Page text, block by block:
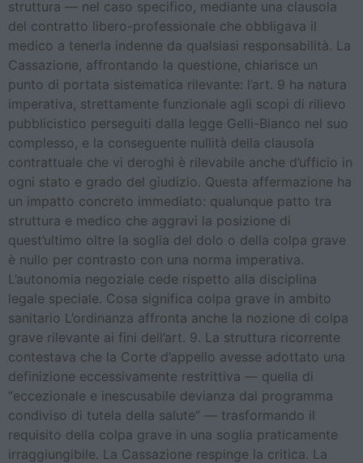
struttura — nel caso specifico, mediante una clausola
del contratto libero-professionale che obbligava il
medico a tenerla indenne da qualsiasi responsabilità. La
Cassazione, affrontando la questione, chiarisce un
punto di portata sistematica rilevante: l’art. 9 ha natura
imperativa, strettamente funzionale agli scopi di rilievo
pubblicistico perseguiti dalla legge Gelli-Bianco nel suo
complesso, e la conseguente nullità della clausola
contrattuale che vi deroghi è rilevabile anche d’ufficio in
ogni stato e grado del giudizio. Questa affermazione ha
un impatto concreto immediato: qualunque patto tra
struttura e medico che aggravi la posizione di
quest’ultimo oltre la soglia del dolo o della colpa grave
è nullo per contrasto con una norma imperativa.
L’autonomia negoziale cede rispetto alla disciplina
legale speciale. Cosa significa colpa grave in ambito
sanitario L’ordinanza affronta anche la nozione di colpa
grave rilevante ai fini dell’art. 9. La struttura ricorrente
contestava che la Corte d’appello avesse adottato una
definizione eccessivamente restrittiva — quella di
“eccezionale e inescusabile devianza dal programma
condiviso di tutela della salute” — trasformando il
requisito della colpa grave in una soglia praticamente
irraggiungibile. La Cassazione respinge la critica. La